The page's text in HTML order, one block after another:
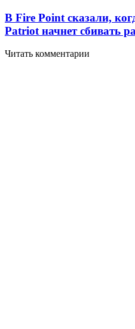
В Fire Point сказали,
Patriot начнет сбивать
Читать комментарии